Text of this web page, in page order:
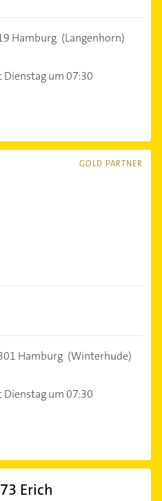
Hamburg (Langenhorn)
Dienstag um 07:30
GOLD PARTNER
Hamburg (Winterhude)
Dienstag um 07:30
Erich